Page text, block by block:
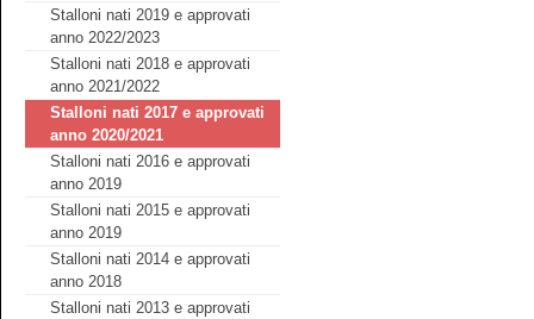
Stalloni nati 2019 e approvati
anno 2022/2023
Stalloni nati 2018 e approvati
anno 2021/2022
Stalloni nati 2017 e approvati
anno 2020/2021
Stalloni nati 2016 e approvati
anno 2019
Stalloni nati 2015 e approvati
anno 2019
Stalloni nati 2014 e approvati
anno 2018
Stalloni nati 2013 e approvati